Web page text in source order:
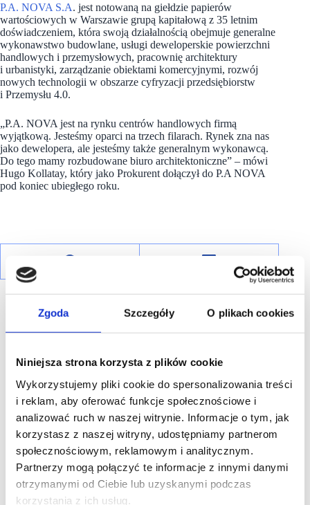
Zgoda Szczegóły O plikach cookies
Niniejsza strona korzysta z plików cookie
Wykorzystujemy pliki cookie do spersonalizowania treści
i reklam, aby oferować funkcje społecznościowe i
analizować ruch w naszej witrynie. Informacje o tym, jak
korzystasz z naszej witryny, udostępniamy partnerom
społecznościowym, reklamowym i analitycznym.
Partnerzy mogą połączyć te informacje z innymi danymi
otrzymanymi od Ciebie lub uzyskanymi podczas
korzystania z ich usług.
P.A. NOVA S.A. jest notowaną na giełdzie papierów
wartościowych w Warszawie grupą kapitałową z 35 letnim
doświadczeniem, która swoją działalnością obejmuje generalne
wykonawstwo budowlane, usługi deweloperskie powierzchni
handlowych i przemysłowych, pracownię architektury
i urbanistyki, zarządzanie obiektami komercyjnymi, rozwój
nowych technologii w obszarze cyfryzacji przedsiębiorstw
i Przemysłu 4.0.
„P.A. NOVA jest na rynku centrów handlowych firmą
wyjątkową. Jesteśmy oparci na trzech filarach. Rynek zna nas
jako dewelopera, ale jesteśmy także generalnym wykonawcą.
Do tego mamy rozbudowane biuro architektoniczne” – mówi
Hugo Kollatay, który jako Prokurent dołączył do P.A NOVA
pod koniec ubiegłego roku.
R E K L A M A